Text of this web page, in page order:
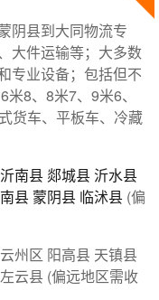
阴县到大同物流专
大件运输等；大多数
专业设备；包括但不
8、8米7、9米6、
货车、平板车、冷藏
沂南县 郯城县 沂水县
县蒙阴县 临沭县 (偏
州区 阳高县 天镇县
云县 (偏远地区需收